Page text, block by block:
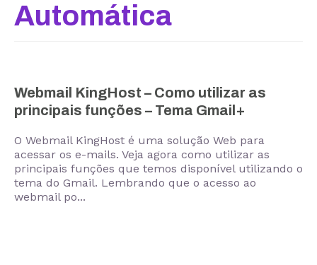
Automática
Webmail KingHost – Como utilizar as
principais funções – Tema Gmail+
O Webmail KingHost é uma solução Web para
acessar os e-mails. Veja agora como utilizar as
principais funções que temos disponível utilizando o
tema do Gmail. Lembrando que o acesso ao
webmail po...